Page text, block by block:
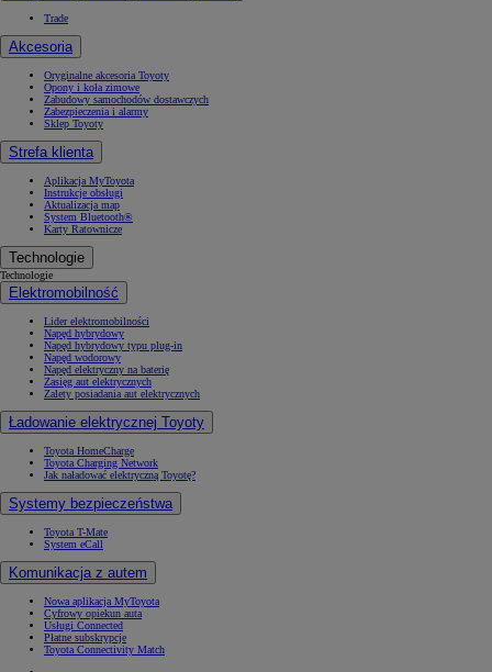
Trade
Akcesoria
Oryginalne akcesoria Toyoty
Opony i koła zimowe
Zabudowy samochodów dostawczych
Zabezpieczenia i alarmy
Sklep Toyoty
Strefa klienta
Aplikacja MyToyota
Instrukcje obsługi
Aktualizacja map
System Bluetooth®
Karty Ratownicze
Technologie
Technologie
Elektromobilność
Lider elektromobilności
Napęd hybrydowy
Napęd hybrydowy typu plug-in
Napęd wodorowy
Napęd elektryczny na baterię
Zasięg aut elektrycznych
Zalety posiadania aut elektrycznych
Ładowanie elektrycznej Toyoty
Toyota HomeCharge
Toyota Charging Network
Jak naładować elektryczną Toyotę?
Systemy bezpieczeństwa
Toyota T-Mate
System eCall
Komunikacja z autem
Nowa aplikacja MyToyota
Cyfrowy opiekun auta
Usługi Connected
Płatne subskrypcje
Toyota Connectivity Match